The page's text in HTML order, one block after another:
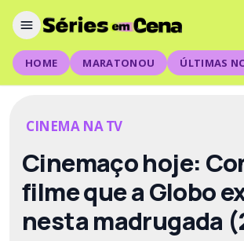
HOME MARATONOU ÚLTIMAS
CINEMA NA TV
Cinemaço hoje:
filme que a Globo
nesta madrugada